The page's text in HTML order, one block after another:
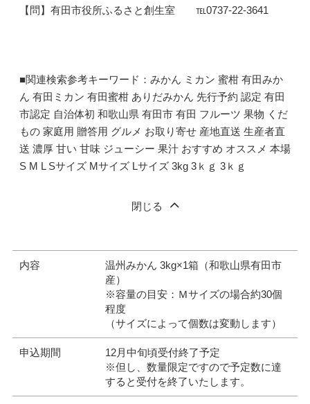
【問】有田市役所ふるさと創生室 ℡0737-22-3641
■関連検索参考キーワード：みかん ミカン 蜜柑 有田みか
ん 有田ミカン 有田蜜柑 ありだみかん 先行予約 認定 有田
市認定 自治体初 和歌山県 有田市 有田 フルーツ 果物 くだ
もの 家庭用 贈答用 グルメ お取り寄せ 産地直送 生産者直
送 濃厚 甘い 甘味 ジューシー 果汁 おすすめ オススメ 本場
S M L Sサイズ Mサイズ Lサイズ 3kg 3ｋｇ 3ｋｇ
閉じる
内容
温州みかん 3kg×1箱（和歌山県有田市
産）
※容量の目安：Ｍサイズの場合約30個
程度
（サイズによって個数は変動します）
申込期間
12月中旬頃受付終了予定
※但し、数量限定ですので予定数に達
すると受付を終了いたします。